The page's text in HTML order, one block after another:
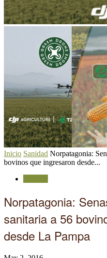
Inicio Sanidad Norpatagonia:
bovinos que ingresaron desde...
Norpatagonia:
sanitaria a 56
desde La Pampa